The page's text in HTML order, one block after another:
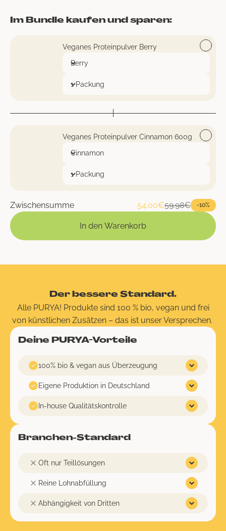
Im Bundle kaufen und sparen:
Veganes Proteinpulver Berry
Veganes Proteinpulver Cinnamon 600g
Translation missing: de.product.general.product
Zwischensumme 54.00€59.98€ -10%
In den Warenkorb
Der bessere Standard.
Alle PURYA! Produkte sind 100 % bio, vegan und frei
von künstlichen Zusätzen – das ist unser Versprechen.
Deine PURYA-Vorteile
100% bio & vegan aus Überzeugung
Eigene Produktion in Deutschland
In-house Qualitätskontrolle
Branchen-Standard
Oft nur Teillösungen
Reine Lohnabfüllung
Abhängigkeit von Dritten